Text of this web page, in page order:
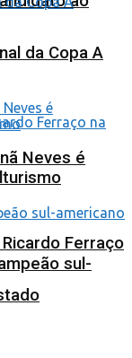
Ferraço
da Copa A
Neves é
sul-